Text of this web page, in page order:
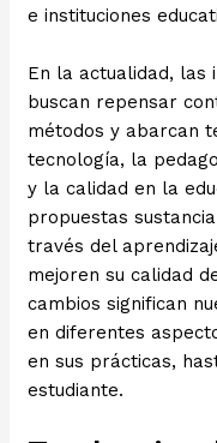
e instituciones
En la actualidad, las
buscan repensar
métodos y abarcan
tecnología, la
y la calidad en la
propuestas
través del
mejoren su calidad
cambios significan
en diferentes
en sus prácticas,
estudiante.